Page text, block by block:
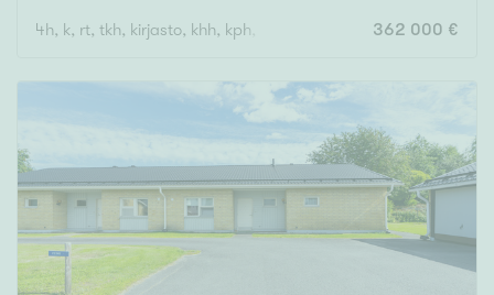
4h, k, rt, tkh, kirjasto, khh, kph, s, vh, erill. wc, 2parv. 2ter.
362 000 €